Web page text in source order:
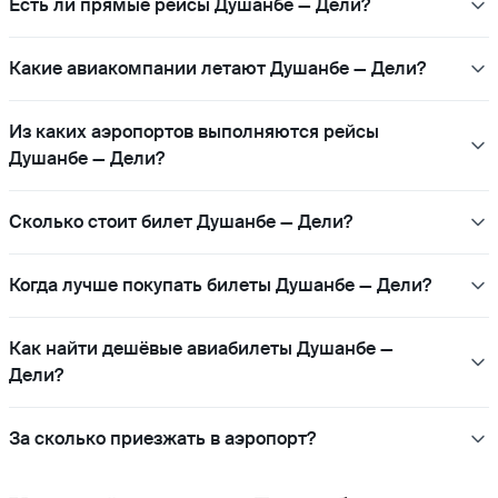
Какие авиакомпании летают Душанбе — Дели?
Из каких аэропортов выполняются рейсы
Душанбе — Дели?
Сколько стоит билет Душанбе — Дели?
Когда лучше покупать билеты Душанбе — Дели?
Как найти дешёвые авиабилеты Душанбе —
Дели?
За сколько приезжать в аэропорт?